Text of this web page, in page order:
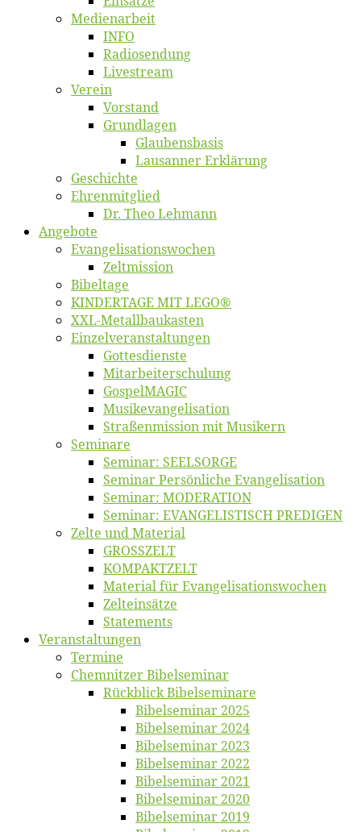
Me­di­en­ar­beit
INFO
Ra­dio­sen­dung
Live­stream
Ver­ein
Vor­stand
Grund­la­gen
Glaubens­ba­sis
Lausan­ner Erklärung
Ge­schich­te
Eh­ren­mit­glied
Dr. Theo Lehmann
An­ge­bo­te
Evangelisa­tions­wo­chen
Zelt­mis­si­on
Bi­bel­ta­ge
KINDERTAGE MIT LEGO®
XXL-Me­­tal­l­­bau­­kas­­ten
Einzelver­an­stal­tungen
Got­tes­diens­te
Mitarbeiter­schulung
Gos­pel­MA­GIC
Musikevan­ge­li­sa­tion
Straßenmis­sion mit Musikern
Se­mi­na­re
Se­mi­nar: SEELSORGE
Se­mi­nar Per­sön­li­che Evangelisation
Se­mi­nar: MODERATION
Se­mi­nar: EVANGELISTISCH PREDIGEN
Zel­te und Material
GROSSZELT
KOMPAKTZELT
Ma­te­ri­al für Evangelisationswochen
Zelt­ein­sät­ze
State­ments
Ver­an­stal­tun­gen
Ter­mi­ne
Chemnit­zer Bibelseminar
Rück­blick Bibelseminare
Bi­bel­se­mi­nar 2025
Bi­bel­se­mi­nar 2024
Bi­bel­se­mi­nar 2023
Bi­bel­se­mi­nar 2022
Bi­bel­se­mi­nar 2021
Bi­bel­se­mi­nar 2020
Bi­bel­se­mi­nar 2019